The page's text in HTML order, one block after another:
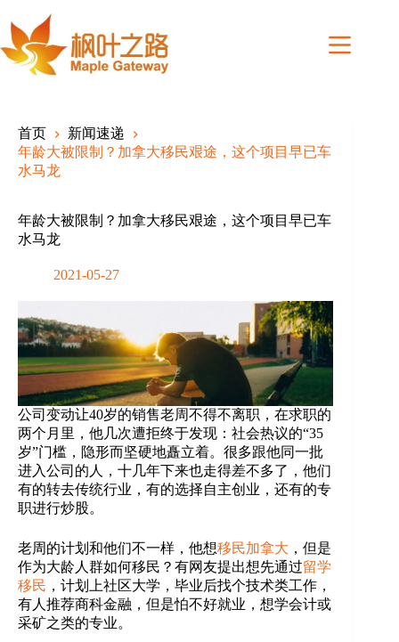
content
首页
新闻速递
年龄大被限制？加拿大移民艰途，这个项目早已车
水马龙
年龄大被限制？加拿大移民艰途，这个项目早已车
水马龙
2021-05-27
公司变动让40岁的销售老周不得不离职，在求职的
两个月里，他几次遭拒终于发现：社会热议的“35
岁”门槛，隐形而坚硬地矗立着。很多跟他同一批
进入公司的人，十几年下来也走得差不多了，他们
有的转去传统行业，有的选择自主创业，还有的专
职进行炒股。
老周的计划和他们不一样，他想移民加拿大 ，但是
作为大龄人群如何移民？有网友提出想先通过留学
移民 ，计划上社区大学，毕业后找个技术类工作，
有人推荐商科金融，但是怕不好就业，想学会计或
采矿之类的专业。